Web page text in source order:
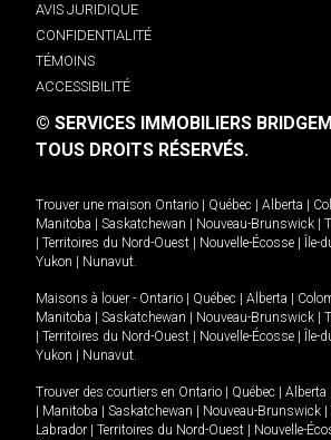
AVIS JURIDIQUE
CONFIDENTIALITÉ
TÉMOINS
ACCESSIBILITÉ
© SERVICES IMMOBILIERS
TOUS DROITS RÉSERVÉS.
Trouver une maison Ontario Québec Alberta
Manitoba
Saskatchewan Nouveau-Brunswick
Territoires du Nord-Ouest Nouvelle-Écosse Île-
Yukon
Nunavut.
Maisons à louer - Ontario Québec Alberta
Manitoba
Saskatchewan Nouveau-Brunswick
Territoires du Nord-Ouest Nouvelle-Écosse Île-
Yukon
Nunavut.
Trouver des courtiers en Ontario Québec Alberta
Manitoba Saskatchewan Nouveau-Brunswick
Labrador
Territoires du Nord-Ouest Nouvelle-